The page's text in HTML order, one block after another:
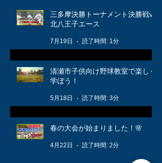
三多摩決勝トーナメント決勝戦vs
北八王子エース
7月19日 読了時間: 1分
清瀬市子供向け野球教室で楽しく
学ぼう！
5月18日 読了時間: 3分
春の大会が始まりました！🌸
4月22日 読了時間: 2分